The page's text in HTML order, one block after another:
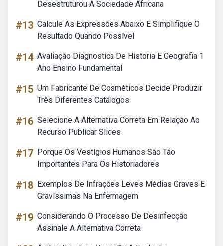
Desestruturou A Sociedade Africana
#13 Calcule As Expressões Abaixo E Simplifique O
Resultado Quando Possível
#14 Avaliação Diagnostica De Historia E Geografia 1
Ano Ensino Fundamental
#15 Um Fabricante De Cosméticos Decide Produzir
Três Diferentes Catálogos
#16 Selecione A Alternativa Correta Em Relação Ao
Recurso Publicar Slides
#17 Porque Os Vestígios Humanos São Tão
Importantes Para Os Historiadores
#18 Exemplos De Infrações Leves Médias Graves E
Gravíssimas Na Enfermagem
#19 Considerando O Processo De Desinfecção
Assinale A Alternativa Correta